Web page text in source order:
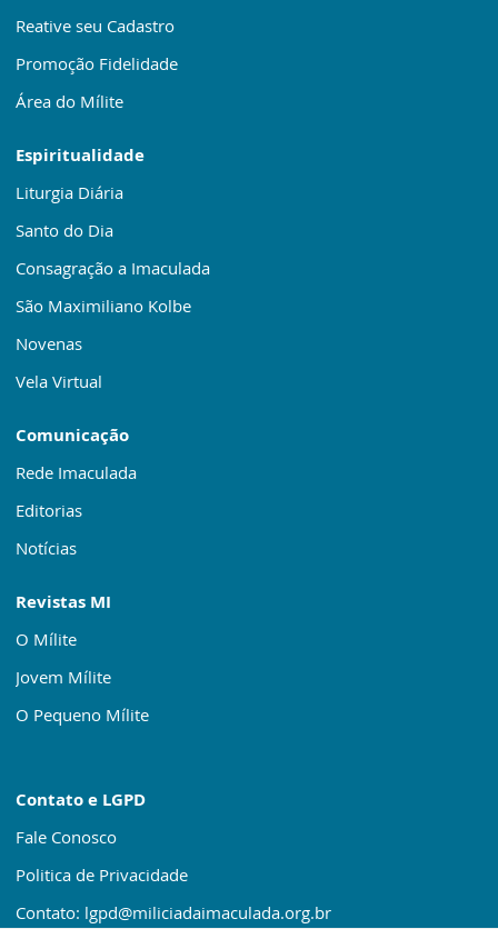
Reative seu Cadastro
Promoção Fidelidade
Área do Mílite
Espiritualidade
Liturgia Diária
Santo do Dia
Consagração a Imaculada
São Maximiliano Kolbe
Novenas
Vela Virtual
Comunicação
Rede Imaculada
Editorias
Notícias
Revistas MI
O Mílite
Jovem Mílite
O Pequeno Mílite
Contato e LGPD
Fale Conosco
Politica de Privacidade
Contato: lgpd@miliciadaimaculada.org.br